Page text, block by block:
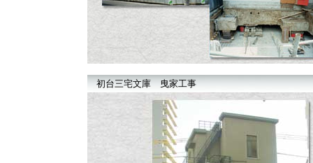
初台三宅文庫 曳家工事